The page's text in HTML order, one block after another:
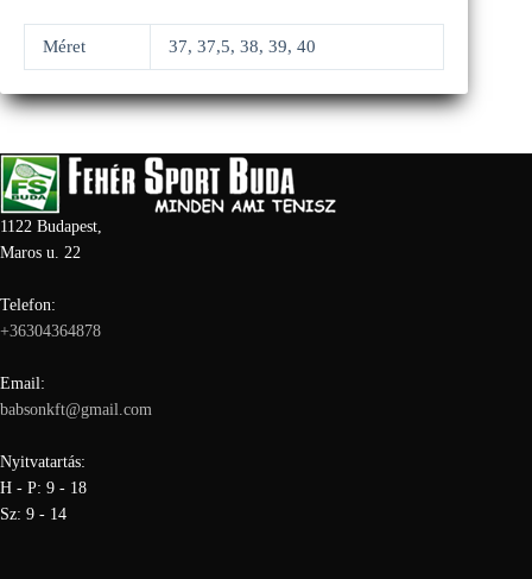
Méret 37, 37,5, 38, 39, 40
1122 Budapest,
Maros u. 22
Telefon:
+36304364878
Email:
babsonkft@gmail.com
Nyitvatartás:
H - P: 9 - 18
Sz: 9 - 14